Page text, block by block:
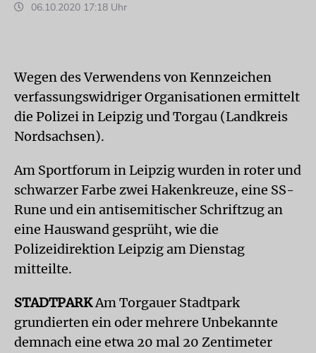
06.10.2020 17:18 Uhr
Wegen des Verwendens von Kennzeichen
verfassungswidriger Organisationen ermittelt
die Polizei in Leipzig und Torgau (Landkreis
Nordsachsen).
Am Sportforum in Leipzig wurden in roter und
schwarzer Farbe zwei Hakenkreuze, eine SS-
Rune und ein antisemitischer Schriftzug an
eine Hauswand gesprüht, wie die
Polizeidirektion Leipzig am Dienstag
mitteilte.
STADTPARKAm Torgauer Stadtpark
grundierten ein oder mehrere Unbekannte
demnach eine etwa 20 mal 20 Zentimeter